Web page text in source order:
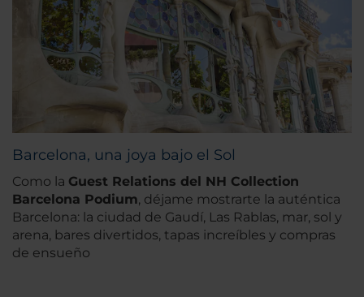
Barcelona, una joya bajo el Sol
Como la Guest Relations del NH Collection
Barcelona Podium, déjame mostrarte la auténtica
Barcelona: la ciudad de Gaudí, Las Rablas, mar, sol y
arena, bares divertidos, tapas increíbles y compras
de ensueño